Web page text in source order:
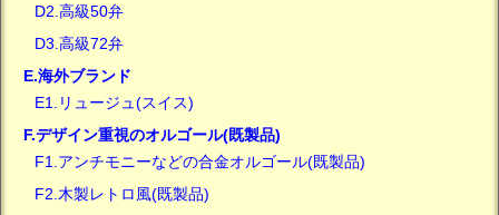
D2.高級50弁
D3.高級72弁
E.海外ブランド
E1.リュージュ(スイス)
F.デザイン重視のオルゴール(既製品)
F1.アンチモニーなどの合金オルゴール(既製品)
F2.木製レトロ風(既製品)